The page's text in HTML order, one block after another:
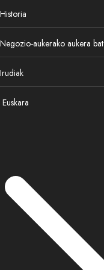
Historia
Negozio-aukerako aukera bat
Irudiak
Euskara